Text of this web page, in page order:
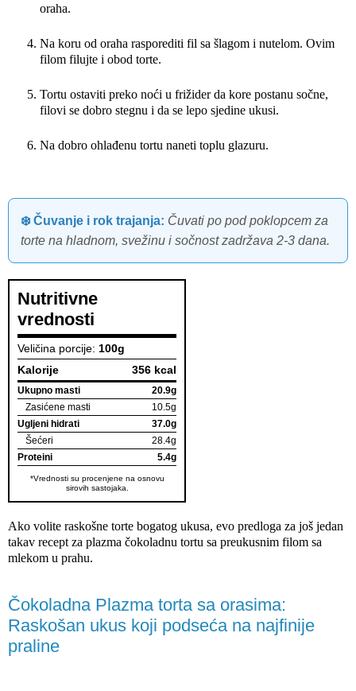
oraha.
Na koru od oraha rasporediti fil sa šlagom i nutelom. Ovim
filom filujte i obod torte.
Tortu ostaviti preko noći u frižider da kore postanu sočne,
filovi se dobro stegnu i da se lepo sjedine ukusi.
Na dobro ohlađenu tortu naneti toplu glazuru.
❄️ Čuvanje i rok trajanja: Čuvati po pod poklopcem za
torte na hladnom, svežinu i sočnost zadržava 2-3 dana.
Nutritivne
vrednosti
Veličina porcije: 100g
Kalorije
356 kcal
Ukupno masti
20.9g
Zasićene masti
10.5g
Ugljeni hidrati
37.0g
Šećeri
28.4g
Proteini
5.4g
*Vrednosti su procenjene na osnovu
sirovih sastojaka.
Ako volite raskošne torte bogatog ukusa, evo predloga za još jedan
takav recept za plazma čokoladnu tortu sa preukusnim filom sa
mlekom u prahu.
Čokoladna Plazma torta sa orasima:
Raskošan ukus koji podseća na najfinije
praline